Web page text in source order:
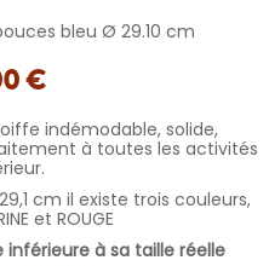
bleu Ø 29.10 cm
€
indémodable, solide,
à toutes les activités
cm il existe trois couleurs,
et ROUGE
à sa taille réelle